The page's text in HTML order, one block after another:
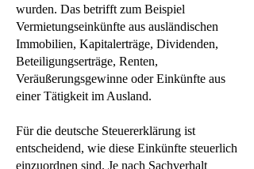
wurden. Das betrifft zum Beispiel
Vermietungseinkünfte aus ausländischen
Immobilien, Kapitalerträge, Dividenden,
Beteiligungserträge, Renten,
Veräußerungsgewinne oder Einkünfte aus
einer Tätigkeit im Ausland.
Für die deutsche Steuererklärung ist
entscheidend, wie diese Einkünfte steuerlich
einzuordnen sind. Je nach Sachverhalt